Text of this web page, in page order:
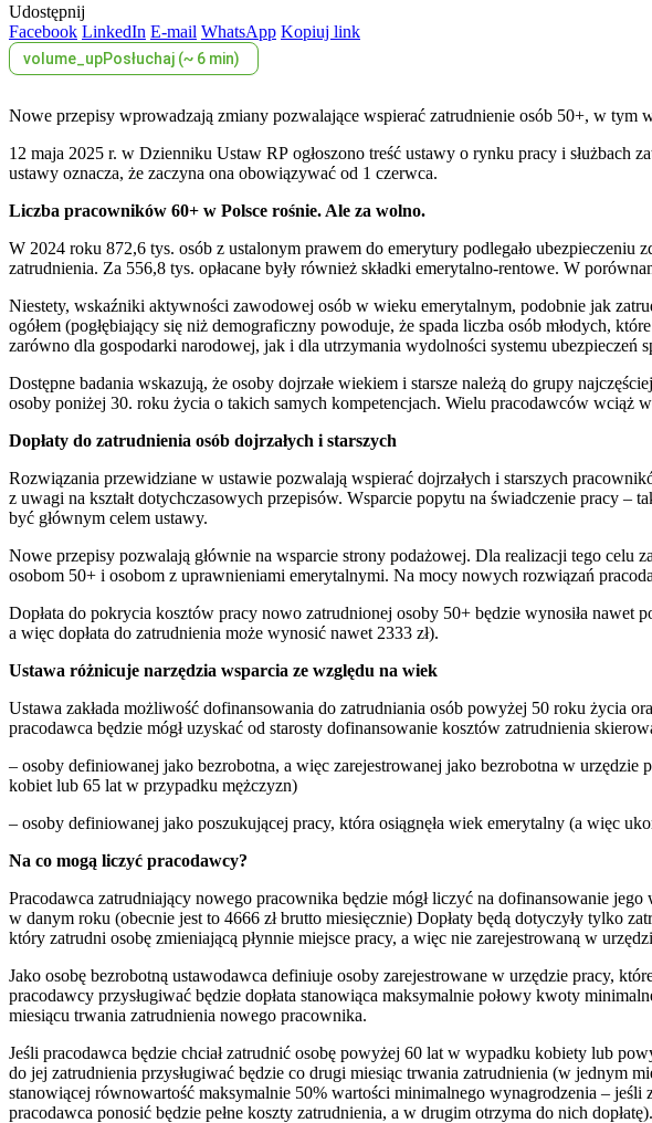
Udostępnij
Facebook LinkedIn E-mail WhatsApp Kopiuj link
volume_upPosłuchaj (~ 6 min)
Nowe przepisy wprowadzają zmiany pozwalające wspierać zatrudnienie osób 50+, w
12 maja 2025 r. w Dzienniku Ustaw RP ogłoszono treść ustawy o rynku pracy i służbach
ustawy oznacza, że zaczyna ona obowiązywać od 1 czerwca.
Liczba pracowników 60+ w Polsce rośnie. Ale za wolno.
W 2024 roku 872,6 tys. osób z ustalonym prawem do emerytury podlegało ubezpieczeniu
zatrudnienia. Za 556,8 tys. opłacane były również składki emerytalno-rentowe. W
Niestety, wskaźniki aktywności zawodowej osób w wieku emerytalnym, podobnie jak
ogółem (pogłębiający się niż demograficzny powoduje, że spada liczba osób młodych,
zarówno dla gospodarki narodowej, jak i dla utrzymania wydolności systemu ubezpieczeń
Dostępne badania wskazują, że osoby dojrzałe wiekiem i starsze należą do grupy
osoby poniżej 30. roku życia o takich samych kompetencjach. Wielu pracodawców
Dopłaty do zatrudnienia osób dojrzałych i starszych
Rozwiązania przewidziane w ustawie pozwalają wspierać dojrzałych i starszych
z uwagi na kształt dotychczasowych przepisów. Wsparcie popytu na świadczenie pracy –
być głównym celem ustawy.
Nowe przepisy pozwalają głównie na wsparcie strony podażowej. Dla realizacji tego
osobom 50+ i osobom z uprawnieniami emerytalnymi. Na mocy nowych rozwiązań
Dopłata do pokrycia kosztów pracy nowo zatrudnionej osoby 50+ będzie wynosiła nawet
a więc dopłata do zatrudnienia może wynosić nawet 2333 zł).
Ustawa różnicuje narzędzia wsparcia ze względu na wiek
Ustawa zakłada możliwość dofinansowania do zatrudniania osób powyżej 50 roku życia
pracodawca będzie mógł uzyskać od starosty dofinansowanie kosztów zatrudnienia
– osoby definiowanej jako bezrobotna, a więc zarejestrowanej jako bezrobotna w
kobiet lub 65 lat w przypadku mężczyzn)
– osoby definiowanej jako poszukującej pracy, która osiągnęła wiek emerytalny (a więc
Na co mogą liczyć pracodawcy?
Pracodawca zatrudniający nowego pracownika będzie mógł liczyć na dofinansowanie
w danym roku (obecnie jest to 4666 zł brutto miesięcznie) Dopłaty będą dotyczyły tylko
który zatrudni osobę zmieniającą płynnie miejsce pracy, a więc nie zarejestrowaną w
Jako osobę bezrobotną ustawodawca definiuje osoby zarejestrowane w urzędzie pracy,
pracodawcy przysługiwać będzie dopłata stanowiąca maksymalnie połowy kwoty
miesiącu trwania zatrudnienia nowego pracownika.
Jeśli pracodawca będzie chciał zatrudnić osobę powyżej 60 lat w wypadku kobiety lub
do jej zatrudnienia przysługiwać będzie co drugi miesiąc trwania zatrudnienia (w jednym
stanowiącej równowartość maksymalnie 50% wartości minimalnego wynagrodzenia – jeśli
pracodawca ponosić będzie pełne koszty zatrudnienia, a w drugim otrzyma do nich dopłatę).